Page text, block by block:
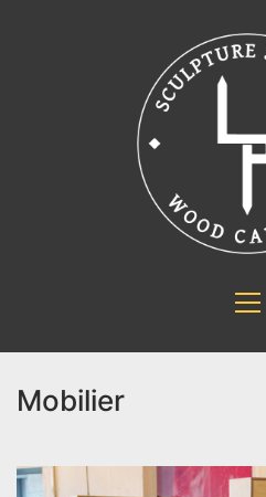
Mobilier